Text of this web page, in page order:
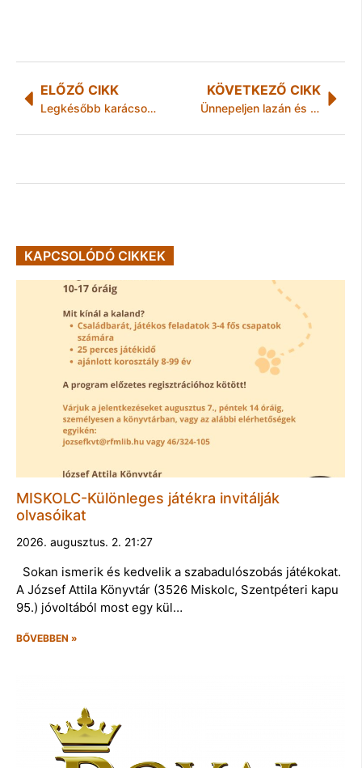
ELŐZŐ CIKK
Legkésőbb karácsonyra kinyit a barcikai műjégpálya
KÖVETKEZŐ CIKK
Ünnepeljen lazán és egyen velünk jókat!
KAPCSOLÓDÓ CIKKEK
MISKOLC-Különleges játékra invitálják
olvasóikat
2026. augusztus. 2. 21:27
Sokan ismerik és kedvelik a szabadulószobás játékokat.
A József Attila Könyvtár (3526 Miskolc, Szentpéteri kapu
95.) jóvoltából most egy kül…
BŐVEBBEN »